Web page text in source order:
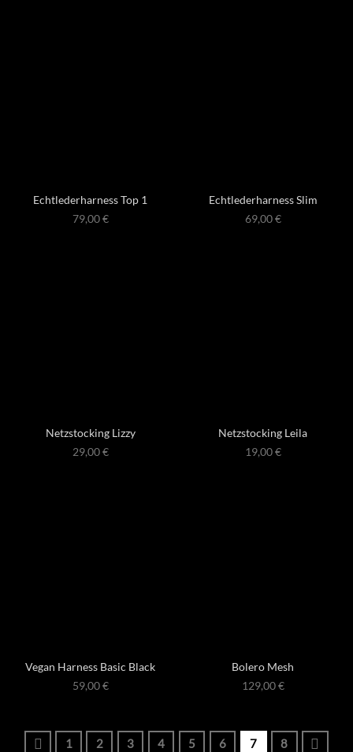
Echtlederharness Top 1
79,00€
Echtlederharness Slim
69,00€
Netzstocking Lizzy
29,00€
Netzstocking Leila
19,00€
Vegan Harness Basic Black
59,00€
Bolero Mesh
129,00€
1 2 3 4 5 6 7 8